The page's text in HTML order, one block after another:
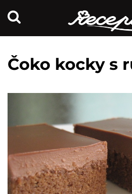
Čoko kocky s